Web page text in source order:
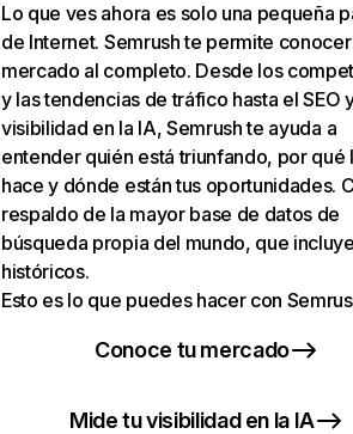
Lo que ves ahora es solo una pequeña
de Internet. Semrush te permite
mercado al completo. Desde los
y las tendencias de tráfico hasta el SEO
visibilidad en la IA, Semrush te ayuda a
entender quién está triunfando, por qué
hace y dónde están tus oportunidades.
respaldo de la mayor base de datos de
búsqueda propia del mundo, que
históricos.
Esto es lo que puedes hacer con
Conoce tu mercado
Mide tu visibilidad en la IA